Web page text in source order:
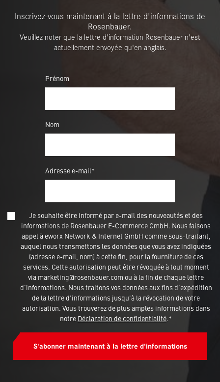
Inscrivez-vous maintenant à la lettre d'informations de
Rosenbauer.
Veuillez noter que la lettre d'information Rosenbauer n'est
actuellement envoyée qu'en anglais.
Prénom
Nom
Adresse e-mail*
Je souhaite être informé par e-mail des nouveautés et des
informations de Rosenbauer E-Commerce GmbH. Nous faisons
appel à eworx Network & Internet GmbH comme sous-traitant,
auquel nous transmettons les données que vous avez indiquées
(adresse e-mail, nom) à cette fin, pour la fourniture de ces
services. Cette autorisation peut être révoquée à tout moment
via marketing@rosenbauer.com ou à la fin de chaque lettre
d'informations. Nous traitons vos données aux fins d'expédition
de la lettre d'informations jusqu'à la révocation de votre
autorisation. Vous trouverez de plus amples informations dans
notre Déclaration de confidentialité.*
S'abonner maintenant à la lettre d'informations